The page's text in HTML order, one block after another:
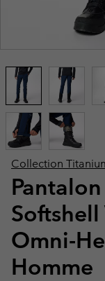
Collection
Omni-
Homme